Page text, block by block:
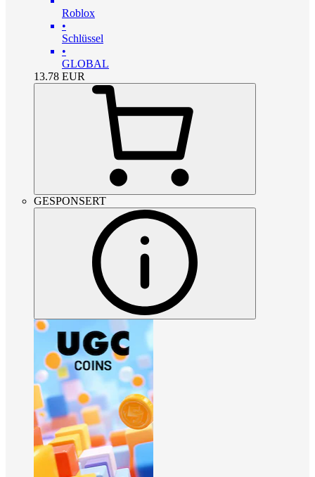
Roblox
•
Schlüssel
•
GLOBAL
13.78 EUR
GESPONSERT